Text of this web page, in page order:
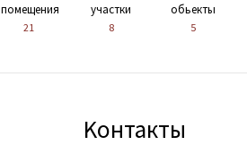
помещения
21
участки
8
обьекты
5
Kонтакты